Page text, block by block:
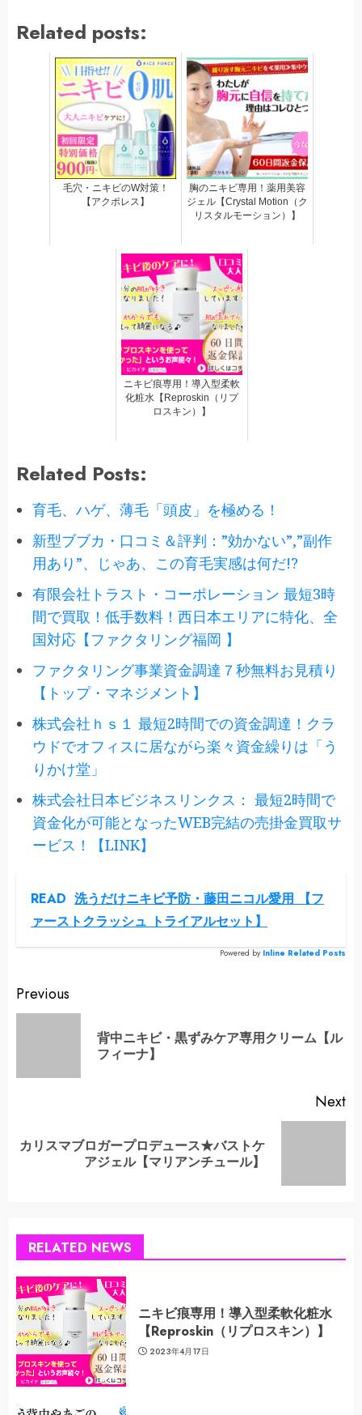
Related posts:
毛穴・ニキビのW対策！
【アクポレス】
胸のニキビ専用！薬用美容
ジェル【Crystal Motion（ク
リスタルモーション）】
ニキビ痕専用！導入型柔軟
化粧水【Reproskin（リプ
ロスキン）】
Related Posts:
育毛、ハゲ、薄毛「頭皮」を極める！
新型ブブカ・口コミ＆評判：”効かない”,”副作
用あり”、じゃあ、この育毛実感は何だ!?
有限会社トラスト・コーポレーション 最短3時
間で買取！低手数料！西日本エリアに特化、全
国対応【ファクタリング福岡 】
ファクタリング事業資金調達７秒無料お見積り
【トップ・マネジメント】
株式会社ｈｓ１ 最短2時間での資金調達！クラ
ウドでオフィスに居ながら楽々資金繰りは「う
りかけ堂」
株式会社日本ビジネスリンクス： 最短2時間で
資金化が可能となったWEB完結の売掛金買取サ
ービス！【LINK】
READ 洗うだけニキビ予防・藤田ニコル愛用 【フ
ァーストクラッシュ トライアルセット】
Powered by Inline Related Posts
Continue
Reading
Previous
背中ニキビ・黒ずみケア専用クリーム【ル
フィーナ】
Next
Next
カリスマブロガープロデュース★バストケ
アジェル【マリアンチュール】
RELATED NEWS
ニキビ痕専用！導入型柔軟化粧水
【Reproskin（リプロスキン）】
2023年4月17日